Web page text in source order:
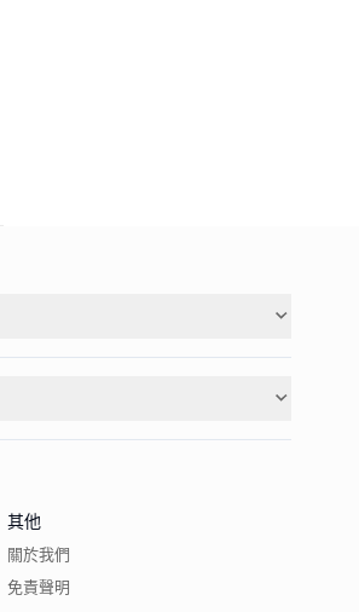
其他
關於我們
免責聲明